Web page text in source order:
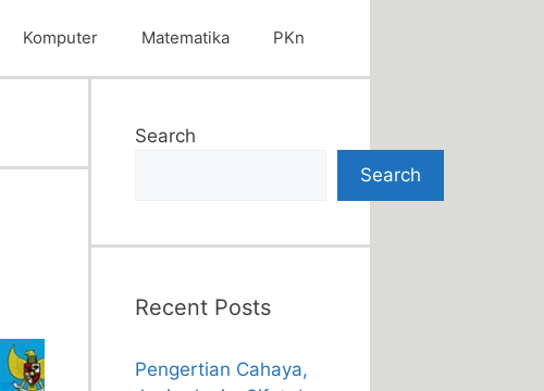
Komputer Matematika PKn
Search
Search
Recent Posts
Pengertian Cahaya,